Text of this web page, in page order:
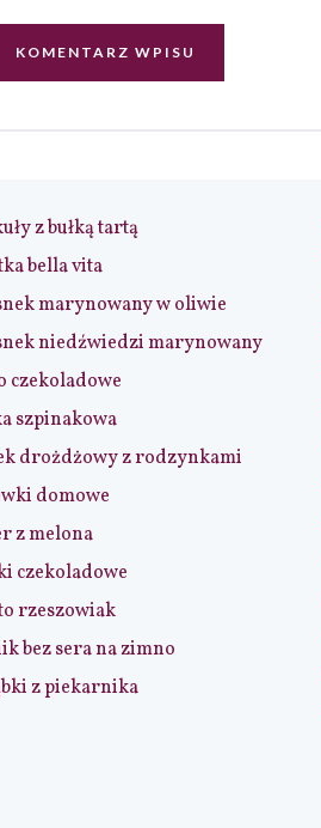
z bułką tartą
bella vita
marynowany w oliwie
niedźwiedzi marynowany
czekoladowe
szpinakowa
drożdżowy z rodzynkami
domowe
z melona
czekoladowe
rzeszowiak
bez sera na zimno
z piekarnika